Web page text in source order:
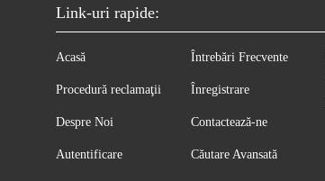
Link-uri rapide:
Acasă
Procedură reclamaţii
Despre Noi
Autentificare
Întrebări Frecvente
Înregistrare
Contactează-ne
Căutare Avansată